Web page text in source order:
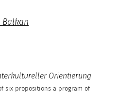
Balkan
Orientierung
six propositions a program of